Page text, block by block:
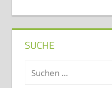
SUCHE
Suchen
nach: